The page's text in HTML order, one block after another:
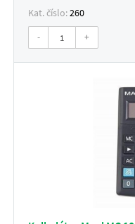
Kat. číslo:260
- +